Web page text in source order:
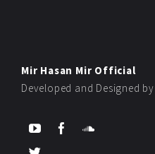
Mir Hasan Mir Official
Developed and Designed by